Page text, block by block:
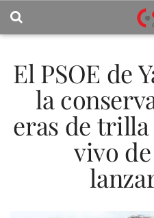
El PSOE de
la
eras de
vivo